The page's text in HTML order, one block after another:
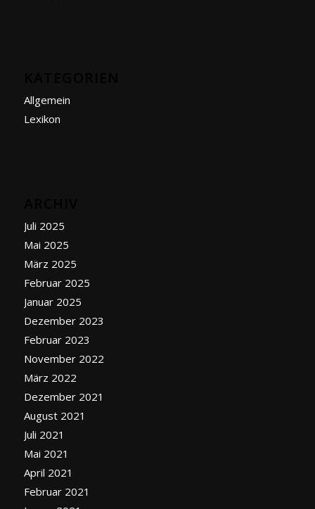
Allgemein
Lexikon
Juli 2025
Mai 2025
März 2025
Februar 2025
Januar 2025
Dezember 2023
Februar 2023
November 2022
März 2022
Dezember 2021
August 2021
Juli 2021
Mai 2021
April 2021
Februar 2021